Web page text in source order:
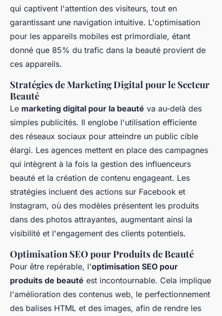
qui captivent l'attention des visiteurs, tout en
garantissant une navigation intuitive. L'optimisation
pour les appareils mobiles est primordiale, étant
donné que 85% du trafic dans la beauté provient de
ces appareils.
Stratégies de Marketing Digital pour le Secteur
Beauté
Le marketing digital pour la beauté va au-delà des
simples publicités. Il englobe l'utilisation efficiente
des réseaux sociaux pour atteindre un public cible
élargi. Les agences mettent en place des campagnes
qui intègrent à la fois la gestion des influenceurs
beauté et la création de contenu engageant. Les
stratégies incluent des actions sur Facebook et
Instagram, où des modèles présentent les produits
dans des photos attrayantes, augmentant ainsi la
visibilité et l'engagement des clients potentiels.
Optimisation SEO pour Produits de Beauté
Pour être repérable, l'optimisation SEO pour
produits de beauté est incontournable. Cela implique
l'amélioration des contenus web, le perfectionnement
des balises HTML et des images, afin de rendre les